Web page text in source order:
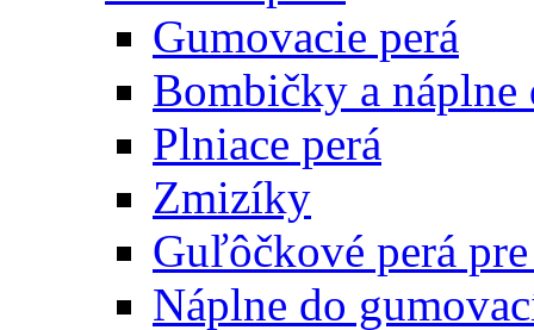
Gumovacie perá
Bombičky a náplne
Plniace perá
Zmizíky
Guľôčkové perá
Náplne do